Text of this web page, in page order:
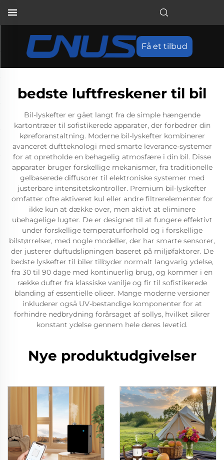
Få et tilbud
bedste luftfreskener til bil
Bil-lyskefter er gået langt fra de simple hængende
kartontræer til sofistikerede apparater, der forbedrer din
køreforanstaltning. Moderne bil-lyskefter kombinerer
avanceret duftteknologi med smarte leverance-systemer
for at opretholde en behagelig atmosfære i din bil. Disse
apparater bruger forskellige mekanismer, fra traditionelle
gelbaserede diffusorer til elektroniske systemer med
justerbare intensitetskontroller. Premium bil-lyskefter
omfatter ofte aktiveret kul eller andre filtrerelementer for
ikke kun at dække over, men aktivt at eliminere
ubehagelige lugter. De er designet til at fungere effektivt
under forskellige temperaturforhold og i forskellige
bilstørrelser, med nogle modeller, der har smarte sensorer,
der justerer duftudslipningen baseret på miljøfaktorer. De
bedste lyskefter til biler tilbyder normalt langvarig ydelse,
fra 30 til 90 dage med kontinuerlig brug, og kommer i en
række dufter fra klassiske vanilje og fir til sofistikerede
blanding af essentielle olieer. Mange moderne versioner
inkluderer også UV-bestandige komponenter for at
forhindre nedbrydning forårsaget af sollys, hvilket sikrer
konstant ydelse gennem hele deres levetid.
Nye produktudgivelser